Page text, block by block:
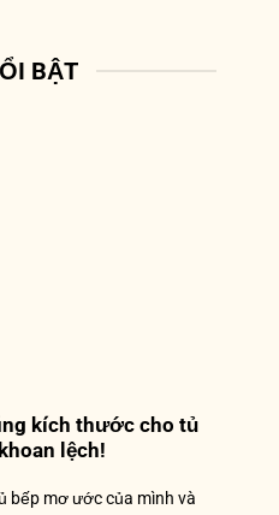
BẬT
kích thước cho tủ
lệch!
bếp mơ ước của mình và